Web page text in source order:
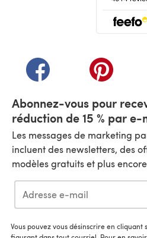
(s'ouvre dans un nouvel
(s'ouvre
Abonnez-vous pour
réduction de 15 % par e-
Les messages de marketing
incluent des newsletters, des
modèles gratuits et plus
Vous pouvez vous désinscrire en cliquant